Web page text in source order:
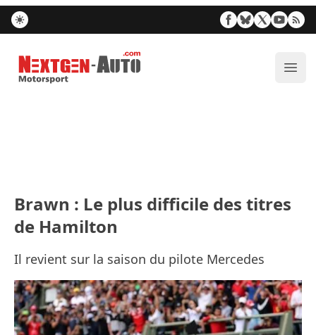
Nextgen-Auto.com
Brawn : Le plus difficile des titres
de Hamilton
Il revient sur la saison du pilote Mercedes